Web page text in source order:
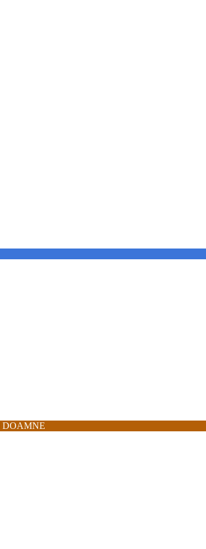
DOAMNE